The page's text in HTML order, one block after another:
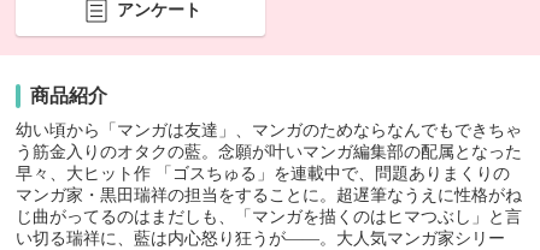
アンケート
商品紹介
幼い頃から「マンガは友達」、マンガのためならなんでもできちゃ
う筋金入りのオタクの藍。念願が叶いマンガ編集部の配属となった
早々、大ヒット作 「ゴスちゅる」を連載中で、問題ありまくりの
マンガ家・黒田瑞祥の担当をすることに。超遅筆なうえに性格がね
じ曲がってるのはまだしも、「マンガを描くのはヒマつぶし」と言
い切る瑞祥に、藍は内心怒り狂うが――。大人気マンガ家シリー